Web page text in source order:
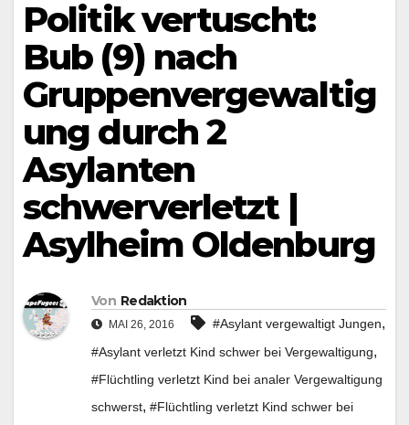
Politik vertuscht:
Bub (9) nach
Gruppenvergewaltig
ung durch 2
Asylanten
schwerverletzt |
Asylheim Oldenburg
Von Redaktion
MAI 26, 2016 #Asylant vergewaltigt Jungen,
#Asylant verletzt Kind schwer bei Vergewaltigung,
#Flüchtling verletzt Kind bei analer Vergewaltigung
schwerst, #Flüchtling verletzt Kind schwer bei